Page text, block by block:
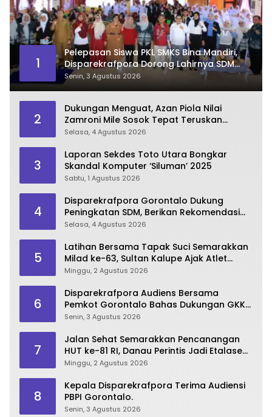
1
Pelepasan Siswa PKL SMKS Bina Mandiri,
Disparekrafpora Dorong Lahirnya SDM
Pariwisata Unggul
Senin, 3 Agustus 2026
2
Dukungan Menguat, Azan Piola Nilai
Zamroni Mile Sosok Tepat Teruskan
Pembangunan Bone Bolango
Selasa, 4 Agustus 2026
3
Laporan Sekdes Toto Utara Bongkar
Skandal Komputer ‘Siluman’ 2025
Sabtu, 1 Agustus 2026
4
Disparekrafpora Gorontalo Dukung
Peningkatan SDM, Berikan Rekomendasi
Studi S3 bagi Pegawai
Selasa, 4 Agustus 2026
5
Latihan Bersama Tapak Suci Semarakkan
Milad ke-63, Sultan Kalupe Ajak Atlet
Lestarikan Budaya Bela Diri
Minggu, 2 Agustus 2026
6
Disparekrafpora Audiens Bersama
Pemkot Gorontalo Bahas Dukungan GKK
2026
Senin, 3 Agustus 2026
7
Jalan Sehat Semarakkan Pencanangan
HUT ke-81 RI, Danau Perintis Jadi Etalase
Wisata Gorontalo
Minggu, 2 Agustus 2026
8
Kepala Disparekrafpora Terima Audiensi
PBPI Gorontalo.
Senin, 3 Agustus 2026